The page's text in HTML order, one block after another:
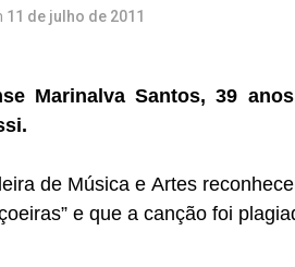
11 de julho de 2011
Marinalva Santos, 39
de Música e Artes
e que a canção foi